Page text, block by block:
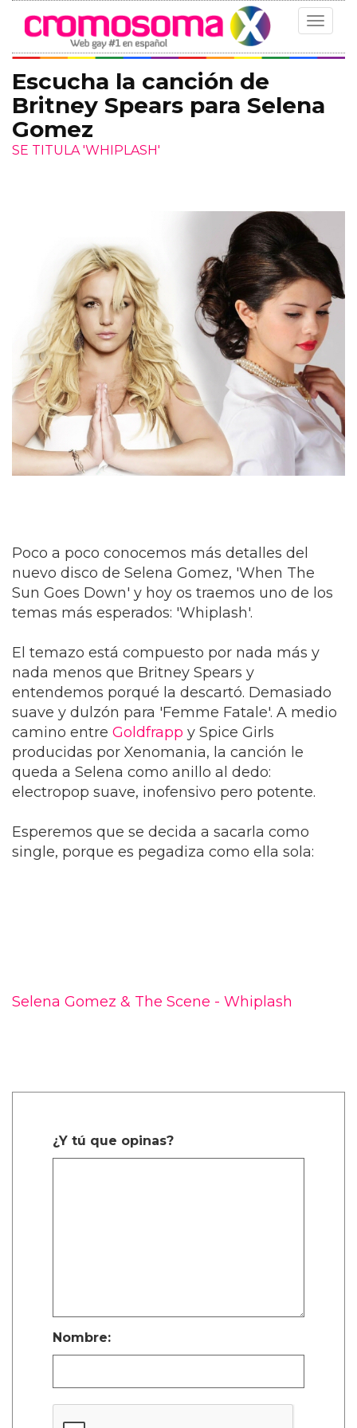
Toggle
Escucha la canción de
Britney Spears para Selena
Gomez
SE TITULA 'WHIPLASH'
Poco a poco conocemos más detalles del
nuevo disco de Selena Gomez, 'When The
Sun Goes Down' y hoy os traemos uno de los
temas más esperados: 'Whiplash'.
El temazo está compuesto por nada más y
nada menos que Britney Spears y
entendemos porqué la descartó. Demasiado
suave y dulzón para 'Femme Fatale'. A medio
camino entre Goldfrapp y Spice Girls
producidas por Xenomania, la canción le
queda a Selena como anillo al dedo:
electropop suave, inofensivo pero potente.
Esperemos que se decida a sacarla como
single, porque es pegadiza como ella sola:
Selena Gomez & The Scene - Whiplash
¿Y tú que opinas?
Nombre: